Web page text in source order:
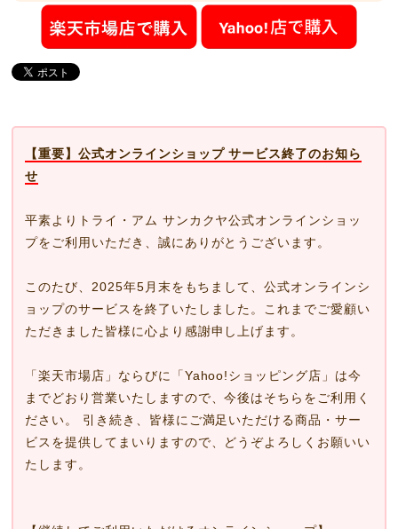
【重要】公式オンラインショップ サービス終了のお知ら
せ
平素よりトライ・アム サンカクヤ公式オンラインショッ
プをご利用いただき、誠にありがとうございます。
このたび、2025年5月末をもちまして、公式オンラインシ
ョップのサービスを終了いたしました。これまでご愛顧い
ただきました皆様に心より感謝申し上げます。
「楽天市場店」ならびに「Yahoo!ショッピング店」は今
までどおり営業いたしますので、今後はそちらをご利用く
ださい。 引き続き、皆様にご満足いただける商品・サー
ビスを提供してまいりますので、どうぞよろしくお願いい
たします。